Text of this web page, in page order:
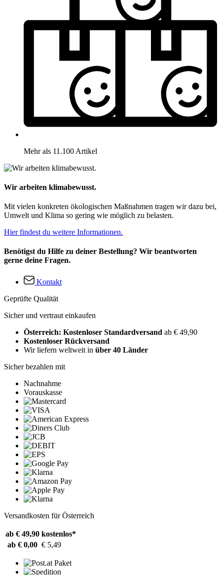
Mehr als 11.100 Artikel
Wir arbeiten klimabewusst.
Mit vielen konkreten ökologischen Maßnahmen tragen wir dazu bei,
Umwelt und Klima so gering wie möglich zu belasten.
Hier findest du weitere Informationen.
Benötigst du Hilfe zu deiner Bestellung? Wir beantworten
gerne deine Fragen.
Kontakt
Geprüfte Qualität
Sicher und vertraut einkaufen
Österreich: Kostenloser Standardversand ab € 49,90
Kostenloser Rückversand
Wir liefern weltweit in über 40 Länder
Sicher bezahlen mit
Nachnahme
Vorauskasse
Versandkosten für Österreich
ab € 49,90 kostenlos*
ab € 0,00 € 5,49